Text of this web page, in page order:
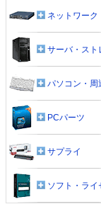
ネットワーク
サーバ・スト
パソコン・周
PCパーツ
サプライ
ソフト・ライ